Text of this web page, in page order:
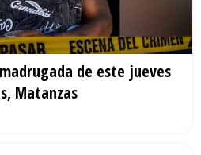
de este jueves
Matanzas